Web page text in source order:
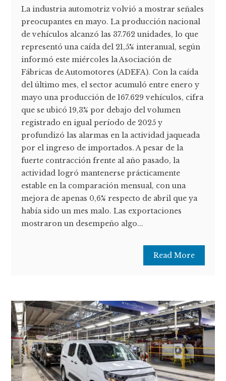
La industria automotriz volvió a mostrar señales
preocupantes en mayo. La producción nacional
de vehículos alcanzó las 37.762 unidades, lo que
representó una caída del 21,5% interanual, según
informó este miércoles la Asociación de
Fábricas de Automotores (ADEFA). Con la caída
del último mes, el sector acumuló entre enero y
mayo una producción de 167.629 vehículos, cifra
que se ubicó 19,3% por debajo del volumen
registrado en igual período de 2025 y
profundizó las alarmas en la actividad jaqueada
por el ingreso de importados. A pesar de la
fuerte contracción frente al año pasado, la
actividad logró mantenerse prácticamente
estable en la comparación mensual, con una
mejora de apenas 0,6% respecto de abril que ya
había sido un mes malo. Las exportaciones
mostraron un desempeño algo...
Read More